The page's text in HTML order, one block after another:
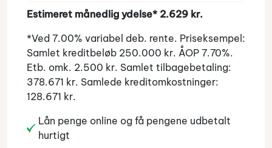
Lån penge online og få pengene udbetalt
hurtigt
Estimeret månedlig ydelse* 2.629 kr.
*Ved 7.00% variabel deb. rente. Priseksempel:
Samlet kreditbeløb 250.000 kr. ÅOP 7.70%.
Etb. omk. 2.500 kr. Samlet tilbagebetaling:
378.671 kr. Samlede kreditomkostninger:
128.671 kr.